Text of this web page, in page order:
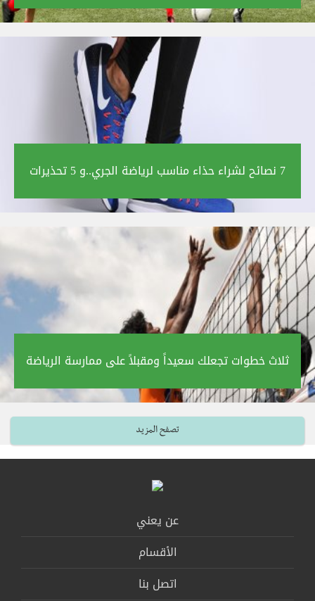
7 نصائح لشراء حذاء مناسب لرياضة الجري..و 5 تحذيرات‎
ثلاث خطوات تجعلك سعيداً ومقبلاً على ممارسة الرياضة‎
تصفح المزيد
عن يعني
الأقسام
اتصل بنا